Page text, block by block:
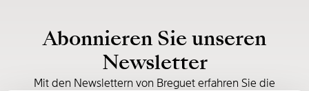
Abonnieren Sie unseren
Newsletter
Mit den Newslettern von Breguet erfahren Sie die